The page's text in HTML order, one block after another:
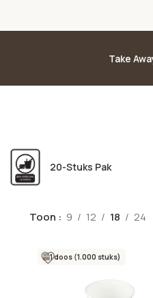
Take
20-Stuks Pak
Toon 9 12 18 24
1 doos (1.000 stuks)